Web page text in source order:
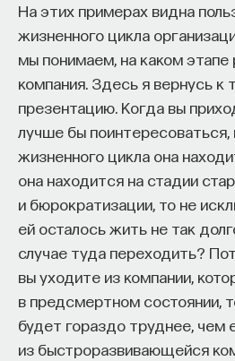
На этих примерах видна
жизненного цикла
мы понимаем, на каком этапе
компания. Здесь я вернусь к
презентацию. Когда вы
лучше бы поинтересоваться,
жизненного цикла она
она находится на стадии
и бюрократизации, то не
ей осталось жить не так
случае туда переходить?
вы уходите из компании,
в предсмертном состоянии,
будет гораздо труднее, чем
из быстроразвивающейся
нагрузку — а университет
создан. Они некритично
самые разные задачи и
коммуникацию далеко не
Но если использовать ИИ как
собеседника, который
основания, спорить и
позицию, тогда студент
продвигается. Решающее
не объем общения и не тип
самой коммуникации».
«Мыслить как учёный» —
ПостНауки Ивара Максутова